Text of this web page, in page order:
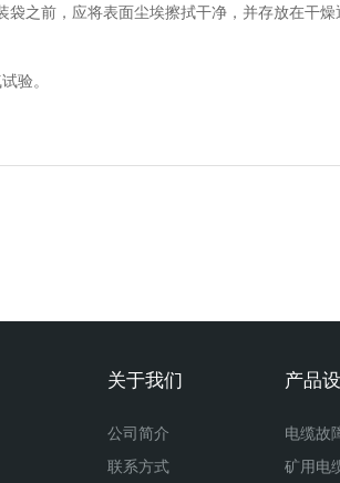
之前，应将表面尘埃擦拭干净，并存放在干
验。
关于我们
公司简介
联系方式
产品
电缆故
矿用电